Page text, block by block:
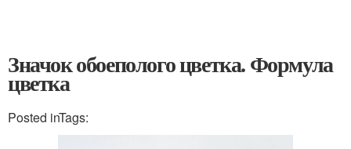
Значок обоеполого цветка. Формула
цветка
Posted inTags: